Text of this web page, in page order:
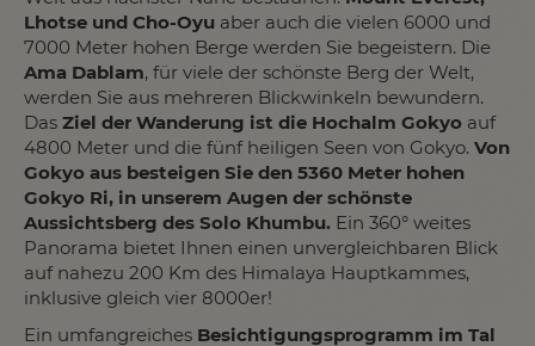
Lhotse und Cho-Oyu aber auch die vielen 6000 und
7000 Meter hohen Berge werden Sie begeistern. Die
Ama Dablam, für viele der schönste Berg der Welt,
werden Sie aus mehreren Blickwinkeln bewundern.
Das Ziel der Wanderung ist die Hochalm Gokyo auf
4800 Meter und die fünf heiligen Seen von Gokyo. Von
Gokyo aus besteigen Sie den 5360 Meter hohen
Gokyo Ri, in unserem Augen der schönste
Aussichtsberg des Solo Khumbu. Ein 360° weites
Panorama bietet Ihnen einen unvergleichbaren Blick
auf nahezu 200 Km des Himalaya Hauptkammes,
inklusive gleich vier 8000er!
Ein umfangreiches Besichtigungsprogramm im Tal